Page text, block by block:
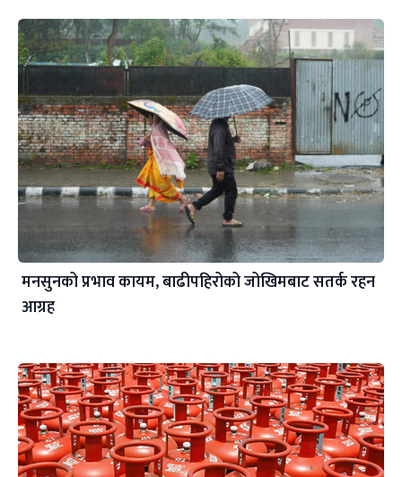
मनसुनको प्रभाव कायम, बाढीपहिरोको जोखिमबाट सतर्क रहन
आग्रह